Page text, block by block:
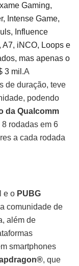
Gaming,
Intense Game,
Influence
iNCO, Loops e
mas apenas o
3 mil.A
de duração, teve
podendo
da Qualcomm
8 rodadas em 6
a cada rodada
e o PUBG
comunidade de
além de
smartphones
, que